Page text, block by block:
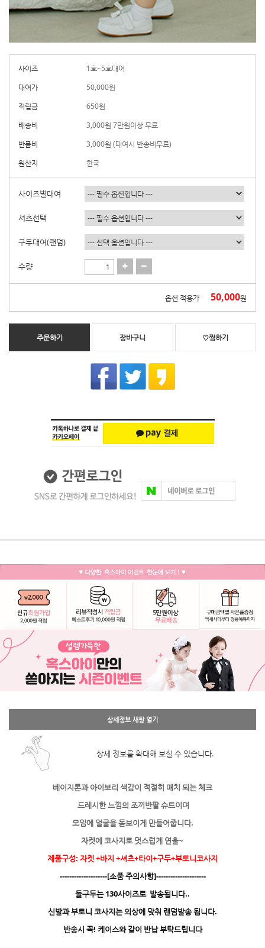
사이즈
1호~5호대여
대여가
50,000원
적립금
650원
배송비
3,000원 7만원이상 무료
반품비
3,000원 (대여시 반송비무료)
원산지
한국
사이즈별대여
셔츠선택
구두대여(랜덤)
수량
옵션 적용가 50,000원
주문하기 장바구니 ♡찜하기
상세정보 새창 열기
상세 정보를 확대해 보실 수 있습니다.
베이지톤과 아이보리 색감이 적절히 매치 되는 체크
드레시한 느낌의 조끼반팔 슈트이며
모임에 얼굴을 돋보이게 만들어줍니다.
자켓에 코사지로 멋스럽게 연출~
제품구성: 자켓 +바지 +셔츠+타이+구두+부토니코사지
--------------------[소품 주의사항]---------------------
돌구두는 130사이즈로 발송됩니다..
신발과 부토니 코사지는 의상에 맞춰 랜덤발송 됩니다.
반송시 꼭! 케이스와 같이 반납 부탁드립니다